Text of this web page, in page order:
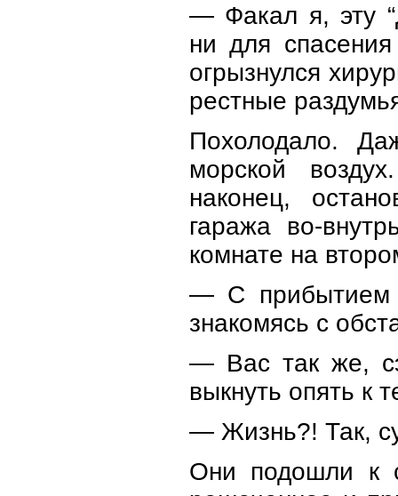
— Факал я, эту
ни для
огрызнулся
рестные
Похолодало.
морской
наконец,
гаража во-
комнате на
— С прибытием
знакомясь с
— Вас так же,
выкнуть опять к
— Жизнь?! Так,
Они подошли к